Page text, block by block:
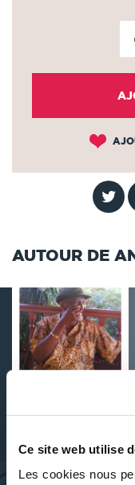
Ce site web utilise
Les cookies nous
AUTOUR DE
SES